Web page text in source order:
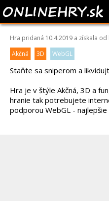
ELITE
Hra pridaná 10.4.2019 a získala od
Akčná
3D WebGL
Staňte sa sniperom a
Hra je v štýle Akčná, 3D a
hranie tak potrebujete
podporou WebGL - najlepšie